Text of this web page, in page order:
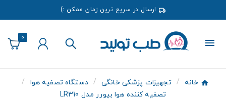
ارسال در سریع ترین زمان ممکن :)
0
خانه تجهیزات پزشکی خانگی
دستگاه تصفیه هوا
تصفیه کننده هوا بیورر مدل LR310